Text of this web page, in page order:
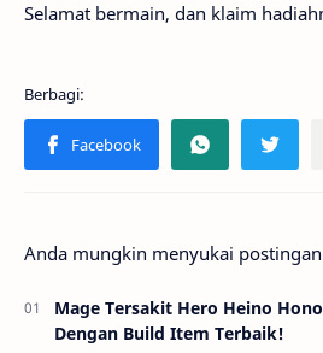
Selamat bermain, dan klaim
Anda mungkin menyukai
Mage Tersakit Hero Heino
Dengan Build Item Terbaik!